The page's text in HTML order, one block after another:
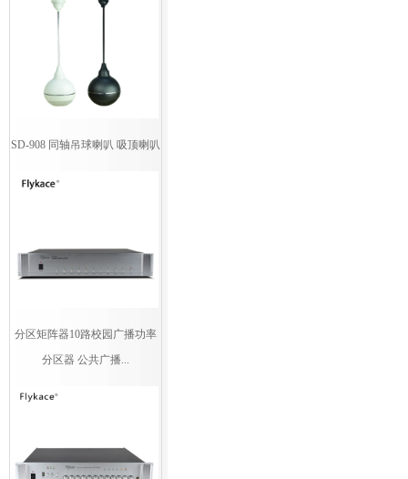
SD-908 同轴吊球喇叭 吸顶喇叭
分区矩阵器10路校园广播功率
分区器 公共广播...